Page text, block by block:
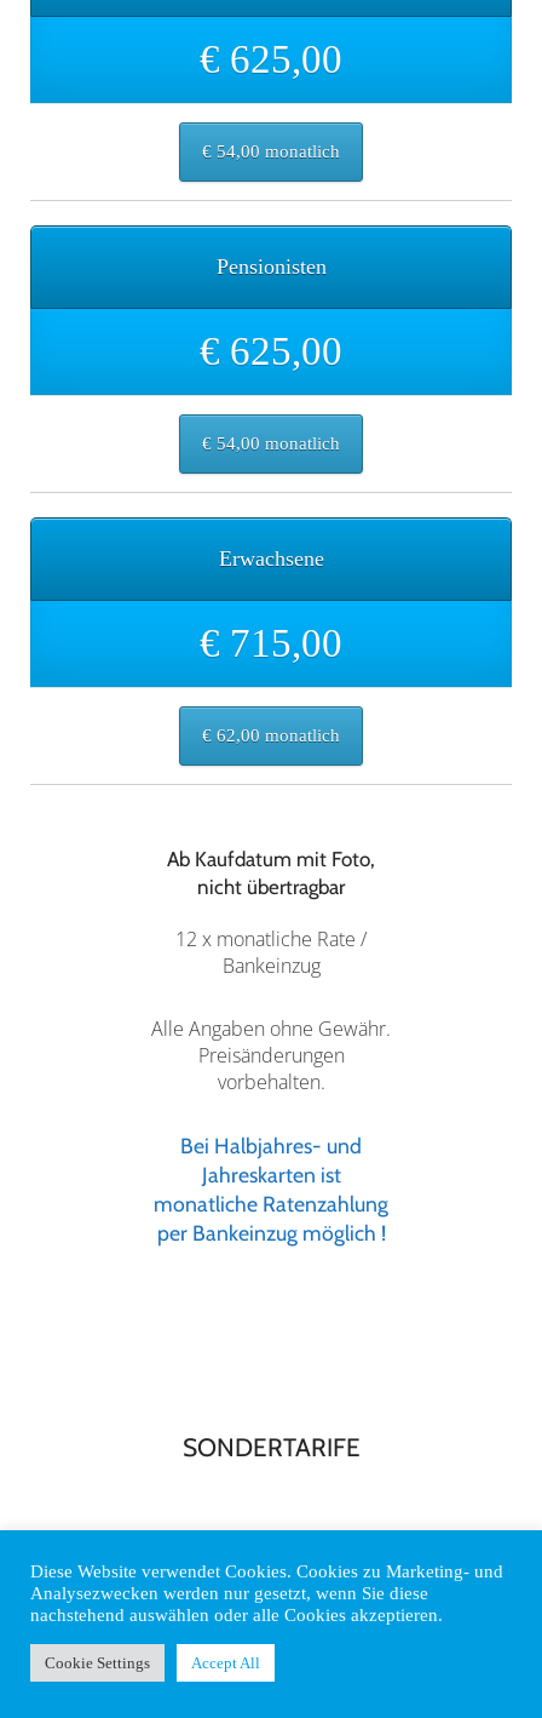
€ 625,00
€ 54,00 monatlich
Pensionisten
€ 625,00
€ 54,00 monatlich
Erwachsene
€ 715,00
€ 62,00 monatlich
Ab Kaufdatum mit Foto,
nicht übertragbar
12 x monatliche Rate /
Bankeinzug
Alle Angaben ohne Gewähr.
Preisänderungen
vorbehalten.
Bei Halbjahres- und
Jahreskarten ist
monatliche Ratenzahlung
per Bankeinzug möglich !
SONDERTARIFE
Nationalteams, Landeskader, Bergrettung, Rotes
Kreuz, Polizei, Feuerwehr,
Personen mit Behinderung ( ab 51% nur mit gültigen
Behindertenausweis)
Diese Website verwendet Cookies. Cookies zu Marketing- und
Analysezwecken werden nur gesetzt, wenn Sie diese
nachstehend auswählen oder alle Cookies akzeptieren.
Cookie Settings Accept All